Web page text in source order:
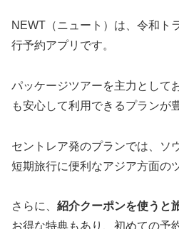
NEWT（ニュート）は、令和ト
行予約アプリです。
パッケージツアーを主力として
も安心して利用できるプランが
セントレア発のプランでは、ソ
短期旅行に便利なアジア方面の
さらに、 紹介クーポンを使うと
お得な特典もあり、初めての予